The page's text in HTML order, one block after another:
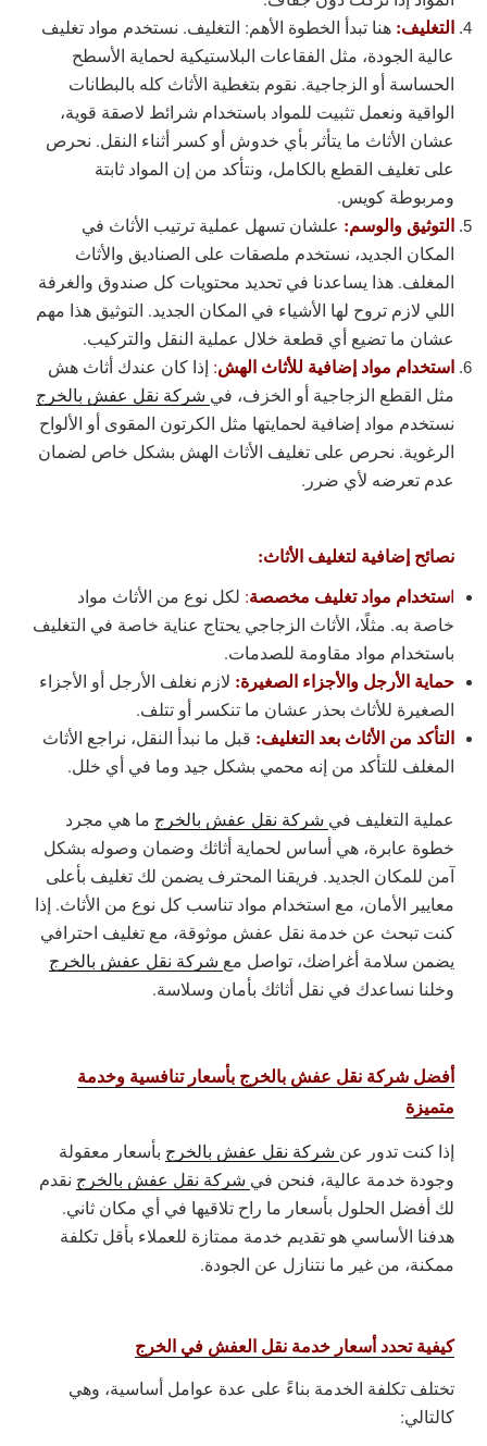
التغليف: هنا تبدأ الخطوة الأهم: التغليف. نستخدم مواد تغليف
عالية الجودة، مثل الفقاعات البلاستيكية لحماية الأسطح
الحساسة أو الزجاجية. نقوم بتغطية الأثاث كله بالبطانات
الواقية ونعمل تثبيت للمواد باستخدام شرائط لاصقة قوية،
عشان الأثاث ما يتأثر بأي خدوش أو كسر أثناء النقل. نحرص
على تغليف القطع بالكامل، ونتأكد من إن المواد ثابتة
ومربوطة كويس.
التوثيق والوسم: علشان تسهل عملية ترتيب الأثاث في
المكان الجديد، نستخدم ملصقات على الصناديق والأثاث
المغلف. هذا يساعدنا في تحديد محتويات كل صندوق والغرفة
اللي لازم تروح لها الأشياء في المكان الجديد. التوثيق هذا مهم
عشان ما تضيع أي قطعة خلال عملية النقل والتركيب.
استخدام مواد إضافية للأثاث الهش: إذا كان عندك أثاث هش
مثل القطع الزجاجية أو الخزف، في شركة نقل عفش بالخرج
نستخدم مواد إضافية لحمايتها مثل الكرتون المقوى أو الألواح
الرغوية. نحرص على تغليف الأثاث الهش بشكل خاص لضمان
عدم تعرضه لأي ضرر.
نصائح إضافية لتغليف الأثاث:
استخدام مواد تغليف مخصصة: لكل نوع من الأثاث مواد
خاصة به. مثلًا، الأثاث الزجاجي يحتاج عناية خاصة في التغليف
باستخدام مواد مقاومة للصدمات.
حماية الأرجل والأجزاء الصغيرة: لازم نغلف الأرجل أو الأجزاء
الصغيرة للأثاث بحذر عشان ما تنكسر أو تتلف.
التأكد من الأثاث بعد التغليف: قبل ما نبدأ النقل، نراجع الأثاث
المغلف للتأكد من إنه محمي بشكل جيد وما في أي خلل.
عملية التغليف في شركة نقل عفش بالخرج ما هي مجرد
خطوة عابرة، هي أساس لحماية أثاثك وضمان وصوله بشكل
آمن للمكان الجديد. فريقنا المحترف يضمن لك تغليف بأعلى
معايير الأمان، مع استخدام مواد تناسب كل نوع من الأثاث. إذا
كنت تبحث عن خدمة نقل عفش موثوقة، مع تغليف احترافي
يضمن سلامة أغراضك، تواصل مع شركة نقل عفش بالخرج
وخلنا نساعدك في نقل أثاثك بأمان وسلاسة.
أفضل شركة نقل عفش بالخرج بأسعار تنافسية وخدمة
متميزة
إذا كنت تدور عن شركة نقل عفش بالخرج بأسعار معقولة
وجودة خدمة عالية، فنحن في شركة نقل عفش بالخرج نقدم
لك أفضل الحلول بأسعار ما راح تلاقيها في أي مكان ثاني.
هدفنا الأساسي هو تقديم خدمة ممتازة للعملاء بأقل تكلفة
ممكنة، من غير ما نتنازل عن الجودة.
كيفية تحدد أسعار خدمة نقل العفش في الخرج
تختلف تكلفة الخدمة بناءً على عدة عوامل أساسية، وهي
كالتالي: